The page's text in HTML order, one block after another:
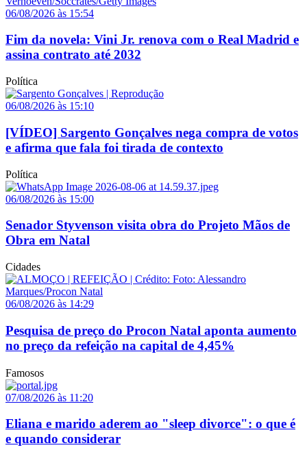
06/08/2026 às 15:54
Fim da novela: Vini Jr. renova com o Real Madrid e
assina contrato até 2032
Política
06/08/2026 às 15:10
[VÍDEO] Sargento Gonçalves nega compra de votos
e afirma que fala foi tirada de contexto
Política
06/08/2026 às 15:00
Senador Styvenson visita obra do Projeto Mãos de
Obra em Natal
Cidades
06/08/2026 às 14:29
Pesquisa de preço do Procon Natal aponta aumento
no preço da refeição na capital de 4,45%
Famosos
07/08/2026 às 11:20
Eliana e marido aderem ao "sleep divorce": o que é
e quando considerar